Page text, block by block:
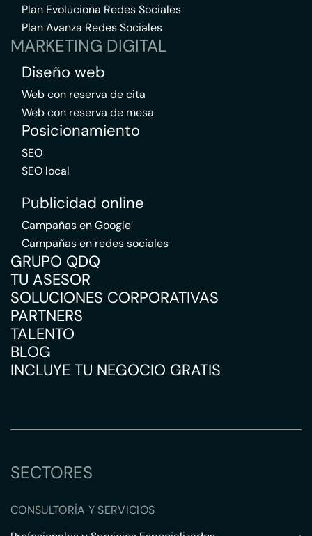
Plan Evoluciona Redes Sociales
Plan Avanza Redes Sociales
MARKETING DIGITAL
Diseño web
Web con reserva de cita
Web con reserva de mesa
Posicionamiento
SEO
SEO local
Publicidad online
Campañas en Google
Campañas en redes sociales
GRUPO QDQ
TU ASESOR
SOLUCIONES CORPORATIVAS
PARTNERS
TALENTO
BLOG
INCLUYE TU NEGOCIO GRATIS
SECTORES
CONSULTORÍA Y SERVICIOS